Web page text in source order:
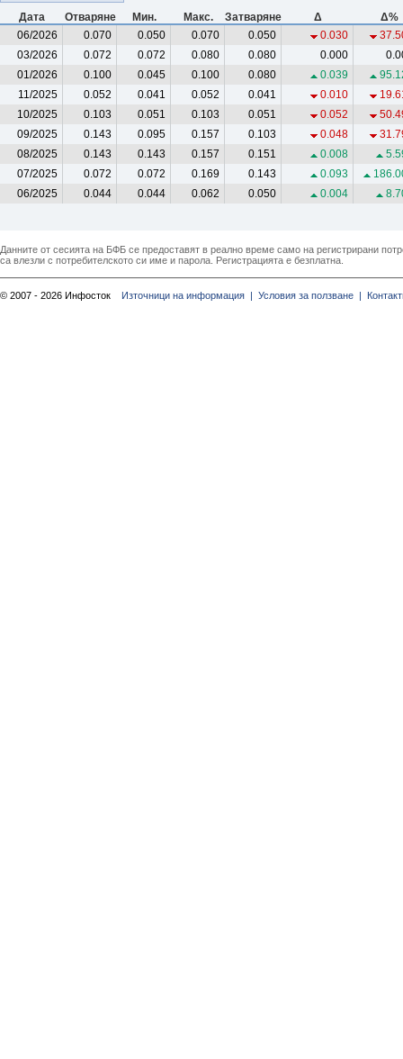
Дата
Отваряне Мин. Макс. Затваряне Δ
Δ%
06/2026
0.070 0.050 0.070 0.050 0.030
03/2026
0.072 0.072 0.080 0.080 0.000
01/2026
0.100 0.045 0.100 0.080 0.039
11/2025
0.052 0.041 0.052 0.041 0.010
10/2025
0.103 0.051 0.103 0.051 0.052
09/2025
0.143 0.095 0.157 0.103 0.048
08/2025
0.143 0.143 0.157 0.151 0.008
07/2025
0.072 0.072 0.169 0.143 0.093
06/2025
0.044 0.044 0.062 0.050 0.004
Данните от сесията на БФБ се предоставят в реално време само на регистрирани
са влезли с потребителското си име и парола. Регистрацията е безплатна.
© 2007 - 2026 Инфосток Източници на информация | Условия за ползване |